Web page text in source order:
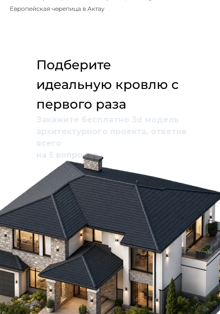
Европейская черепица в Актау
Подберите
идеальную кровлю с
первого раза
Закажите бесплатно 3d модель
архитектурного проекта, ответив
всего
на 5 вопросов